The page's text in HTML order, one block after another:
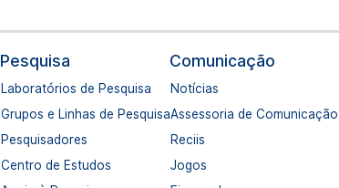
Pesquisa
Laboratórios de Pesquisa
Grupos e Linhas de Pesquisa
Pesquisadores
Centro de Estudos
Comunicação
Notícias
Assessoria de Comunicação
Reciis
Jogos